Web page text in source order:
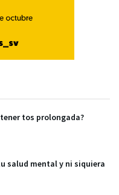
tener tos prolongada?
salud mental y ni siquiera